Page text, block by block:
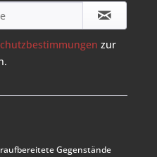
zur
Gegenstände